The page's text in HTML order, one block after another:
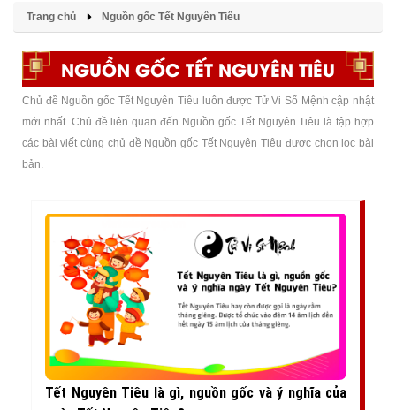
Trang chủ Nguồn gốc Tết Nguyên Tiêu
NGUỒN GỐC TẾT NGUYÊN TIÊU
Chủ đề Nguồn gốc Tết Nguyên Tiêu luôn được Tử Vi Số Mệnh cập nhật
mới nhất. Chủ đề liên quan đến Nguồn gốc Tết Nguyên Tiêu là tập hợp
các bài viết cùng chủ đề Nguồn gốc Tết Nguyên Tiêu được chọn lọc bài
bản.
Tết Nguyên Tiêu là gì, nguồn gốc và ý nghĩa của